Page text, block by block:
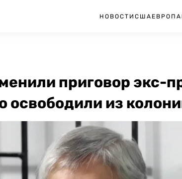
НОВОСТИ США ЕВРОПА
приговор экс-
освободили из